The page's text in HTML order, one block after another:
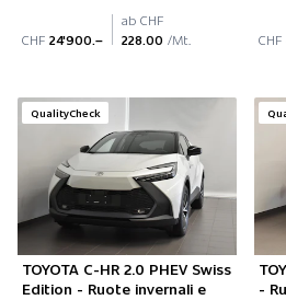
CHF 24'900.–
ab CHF
228.00 /Mt. CHF
QualityCheck
TOYOTA C-HR 2.0 PHEV Swiss
Edition - Ruote invernali e
-